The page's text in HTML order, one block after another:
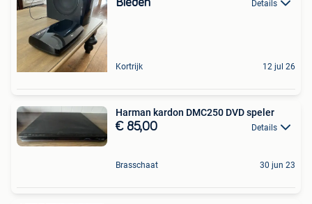
Bieden Details
Kortrijk 12 jul 26
Harman kardon DMC250 DVD speler
€ 85,00 Details
Brasschaat 30 jun 23